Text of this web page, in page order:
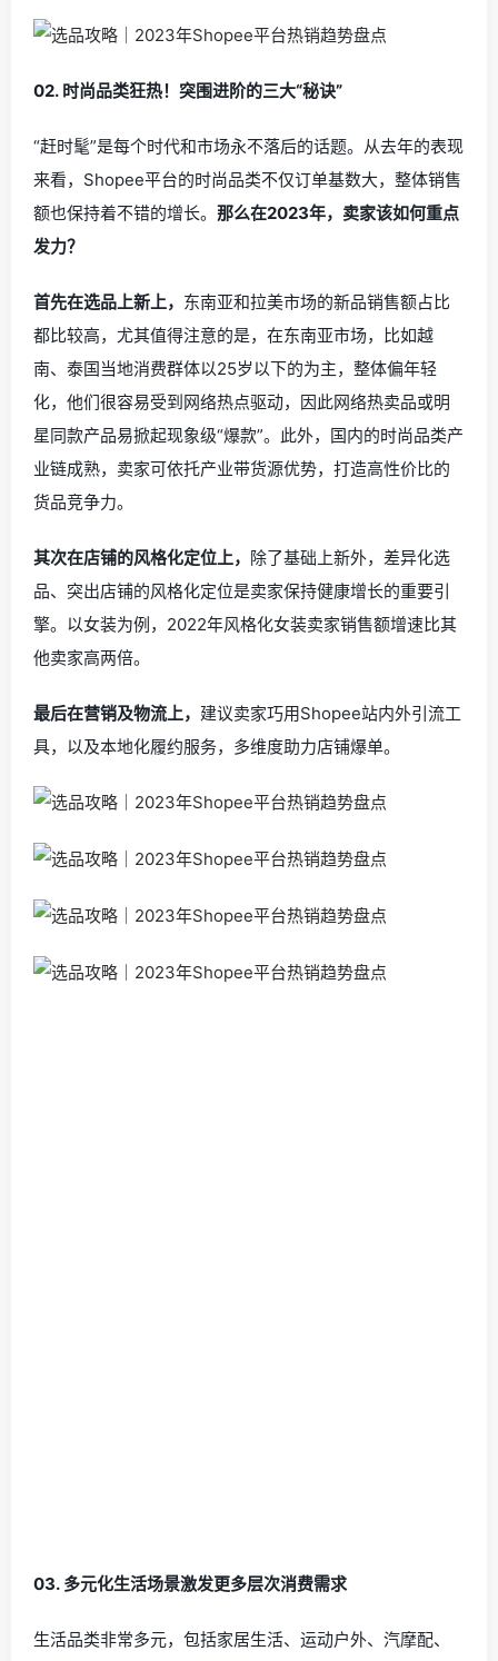
02. 时尚品类狂热！突围进阶的三大“秘诀”
“赶时髦”是每个时代和市场永不落后的话题。从去年的表现
来看，Shopee平台的时尚品类不仅订单基数大，整体销售
额也保持着不错的增长。 那么在2023年，卖家该如何重点
发力？
首先在选品上新上， 东南亚和拉美市场的新品销售额占比
都比较高，尤其值得注意的是，在东南亚市场，比如越
南、泰国当地消费群体以25岁以下的为主，整体偏年轻
化，他们很容易受到网络热点驱动，因此网络热卖品或明
星同款产品易掀起现象级“爆款”。此外，国内的时尚品类产
业链成熟，卖家可依托产业带货源优势，打造高性价比的
货品竞争力。
其次在店铺的风格化定位上， 除了基础上新外，差异化选
品、突出店铺的风格化定位是卖家保持健康增长的重要引
擎。以女装为例，2022年风格化女装卖家销售额增速比其
他卖家高两倍。
最后在营销及物流上， 建议卖家巧用Shopee站内外引流工
具，以及本地化履约服务，多维度助力店铺爆单。
03. 多元化生活场景激发更多层次消费需求
生活品类非常多元，包括家居生活、运动户外、汽摩配、